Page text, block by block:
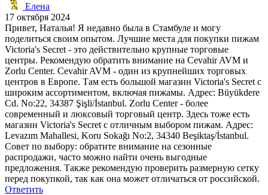
Елена
17 октября 2024
Привет, Наталья! Я недавно была в Стамбуле и могу
поделиться своим опытом. Лучшие места для покупки пижам
Victoria's Secret - это действительно крупные торговые
центры. Рекомендую обратить внимание на Cevahir AVM и
Zorlu Center. Cevahir AVM - один из крупнейших торговых
центров в Европе. Там есть большой магазин Victoria's Secret с
широким ассортиментом, включая пижамы. Адрес: Büyükdere
Cd. No:22, 34387 Şişli/İstanbul. Zorlu Center - более
современный и люксовый торговый центр. Здесь тоже есть
магазин Victoria's Secret с отличным выбором пижам. Адрес:
Levazım Mahallesi, Koru Sokağı No:2, 34340 Beşiktaş/İstanbul.
Совет по выбору: обратите внимание на сезонные
распродажи, часто можно найти очень выгодные
предложения. Также рекомендую проверить размерную сетку
перед покупкой, так как она может отличаться от российской.
Ответить